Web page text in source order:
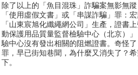
除了以上的「魚目混珠」詐騙案無影無
「使用虛假文書」或「串謀詐騙」罪：
「山東宸旭化纖繩網公司」生產，證書
動保護用品質量監督檢驗中心（北京）
驗中心沒有發出相關的阻燃證書。奇怪
罪，早已街知巷聞，為什麼又消失了？
下。